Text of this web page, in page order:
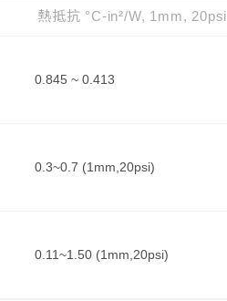
熱抵抗 °C-in²/W, 1mm, 20psi
0.845 ~ 0.413
0.3~0.7 (1mm,20psi)
0.11~1.50 (1mm,20psi)